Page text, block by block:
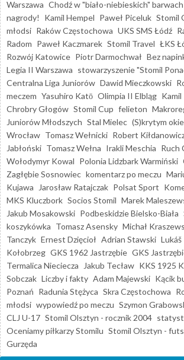
Warszawa Chodź w "biało-niebieskich"
nagrody!
Kamil Hempel Paweł Piceluk Stomil
młodsi Raków Częstochowa UKS SMS Łódź
Radom Paweł Kaczmarek Stomil Travel ŁKS
Rozwój Katowice Piotr Darmochwał Bez
Legia II Warszawa stowarzyszenie "Stomil
Centralna Liga Juniorów Dawid Mieczkowski
meczem Yasuhiro Katō Olimpia II Elbląg
Chrobry Głogów Stomil Cup felieton
Juniorów Młodszych Stal Mielec (S)krytym
Wrocław Tomasz Wełnicki Robert
Jabłoński Tomasz Wełna Irakli Meschia Ruch
Wołodymyr Kowal Polonia Lidzbark Warmiński
Zagłębie Sosnowiec komentarz po meczu
Kujawa
Jarosław Ratajczak Polsat Sport
MKS Kluczbork Socios Stomil Marek
Jakub Mosakowski Podbeskidzie Bielsko-Biała
koszykówka Tomasz Asensky Michał
Tanczyk Ernest Dzięcioł Adrian Stawski Lukáš
Kołobrzeg GKS 1962 Jastrzębie GKS
Termalica Nieciecza
Jakub Tecław KKS 1925
Sobczak Liczby i fakty Adam Majewski Kącik
Poznań Radunia Stężyca Skra Częstochowa
młodsi wypowiedź po meczu Szymon
CLJ U-17 Stomil Olsztyn - rocznik 2004
Oceniamy piłkarzy Stomilu Stomil Olsztyn -
Gurzęda